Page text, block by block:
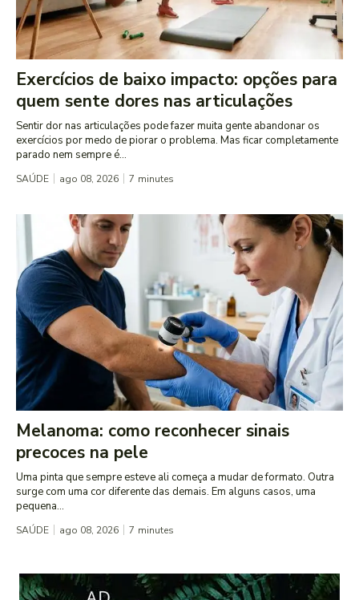
Exercícios de baixo impacto: opções para
quem sente dores nas articulações
Sentir dor nas articulações pode fazer muita gente abandonar os
exercícios por medo de piorar o problema. Mas ficar completamente
parado nem sempre é...
SAÚDE ago 08, 2026 7 minutes
Melanoma: como reconhecer sinais
precoces na pele
Uma pinta que sempre esteve ali começa a mudar de formato. Outra
surge com uma cor diferente das demais. Em alguns casos, uma
pequena...
SAÚDE ago 08, 2026 7 minutes